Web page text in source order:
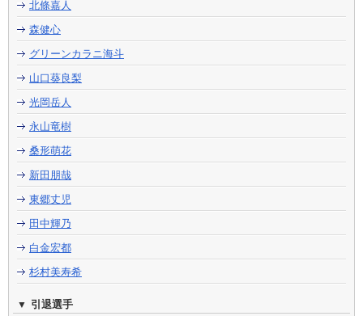
北條嘉人
森健心
グリーンカラニ海斗
山口葵良梨
光岡岳人
永山竜樹
桑形萌花
新田朋哉
東郷丈児
田中輝乃
白金宏都
杉村美寿希
引退選手